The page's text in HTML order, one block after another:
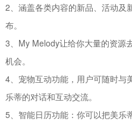
2、涵盖各类内容的新品、活动及
布。
3、My Melody让给你大量的资源
机会。
4、宠物互动功能，用户可随时与
乐蒂的对话和互动交流。
5、智能日历功能：你可以把美乐